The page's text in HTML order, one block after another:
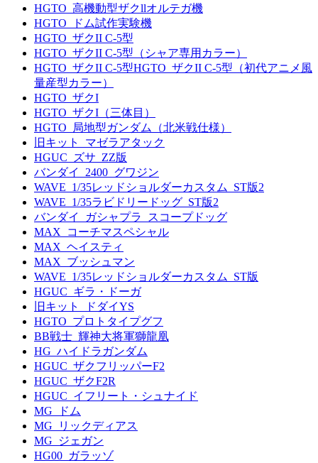
HGTO_高機動型ザクllオルテガ機
HGTO_ドム試作実験機
HGTO_ザクII C-5型
HGTO_ザクII C-5型（シャア専用カラー）
HGTO_ザクII C-5型HGTO_ザクII C-5型（初代アニメ風
量産型カラー）
HGTO_ザクI
HGTO_ザクI（三体目）
HGTO_局地型ガンダム（北米戦仕様）
旧キット_マゼラアタック
HGUC_ズサ_ZZ版
バンダイ_2400_グワジン
WAVE_1/35レッドショルダーカスタム_ST版2
WAVE_1/35ラビドリードッグ_ST版2
バンダイ_ガシャプラ_スコープドッグ
MAX_コーチマスペシャル
MAX_ヘイスティ
MAX_ブッシュマン
WAVE_1/35レッドショルダーカスタム_ST版
HGUC_ギラ・ドーガ
旧キット_ドダイYS
HGTO_プロトタイプグフ
BB戦士_輝神大将軍獅龍凰
HG_ハイドラガンダム
HGUC_ザクフリッパーF2
HGUC_ザクF2R
HGUC_イフリート・シュナイド
MG_ドム
MG_リックディアス
MG_ジェガン
HG00_ガラッゾ